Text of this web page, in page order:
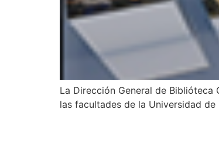
La Dirección General de
las facultades de la Universidad